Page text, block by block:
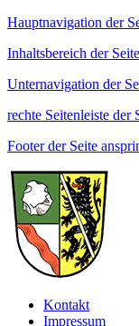
Hauptnavigation der
Inhaltsbereich der
Unternavigation der
rechte Seitenleiste der
Footer der Seite
Kontakt
Impressum